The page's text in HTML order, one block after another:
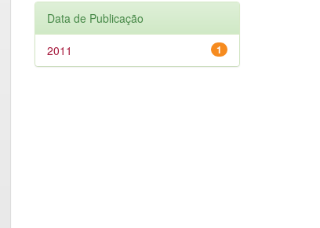
Data de Publicação
1
2011